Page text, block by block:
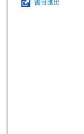
書目匯出